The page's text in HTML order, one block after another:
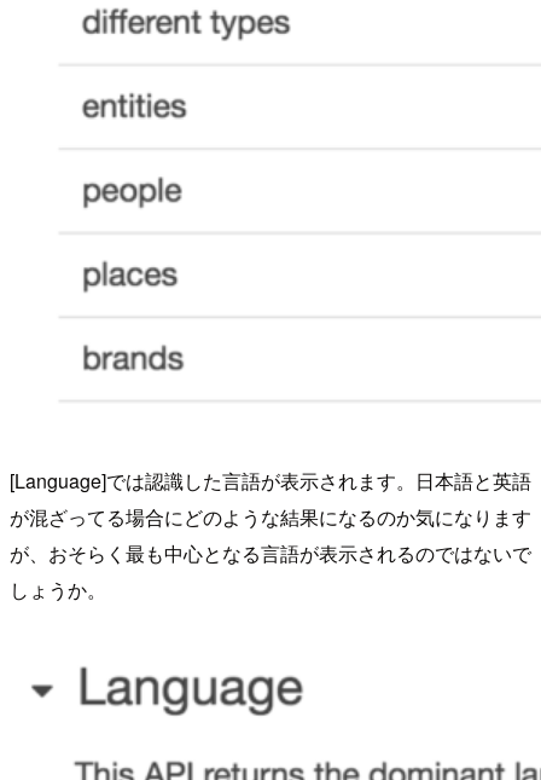
[Language]では認識した言語が表示されます。日本語と英語
が混ざってる場合にどのような結果になるのか気になります
が、おそらく最も中心となる言語が表示されるのではないで
しょうか。